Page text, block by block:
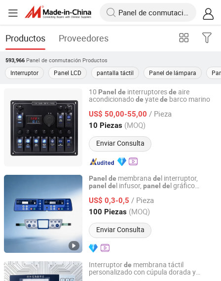
Productos Proveedores
593,966 Panel de conmutación Productos
Interruptor Panel LCD pantalla táctil Panel de lámpara
10 Panel de interruptoresde aire
acondicionadode yatede barco marino
US$ 50,00-55,00 / Pieza
10 Piezas (MOQ)
Enviar Consulta
Dongguan Maiyu Electronics Co., Ltd.
Guangdong, China Desde 2015
Panel de membrana del interruptor,
panel del infusor, panel del gráfico
US$ 0,3-0,5 / Pieza
100 Piezas (MOQ)
Enviar Consulta
Guangzhou Linyee Co., Ltd
Guangdong, China Desde 2025
Interruptorde membrana táctil
personalizado con cúpula dorada y
Guangzhou Linyee Co., Ltd